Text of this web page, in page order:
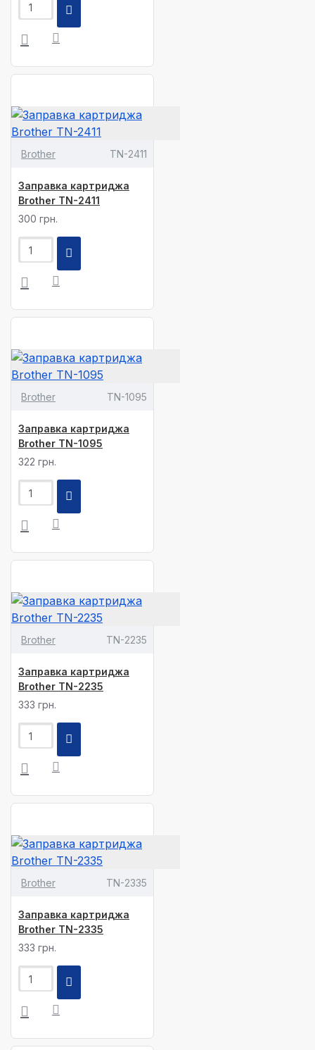
Brother TN-2411
Заправка картриджа
Brother TN-2411
300 грн.
Brother TN-1095
Заправка картриджа
Brother TN-1095
322 грн.
Brother TN-2235
Заправка картриджа
Brother TN-2235
333 грн.
Brother TN-2335
Заправка картриджа
Brother TN-2335
333 грн.